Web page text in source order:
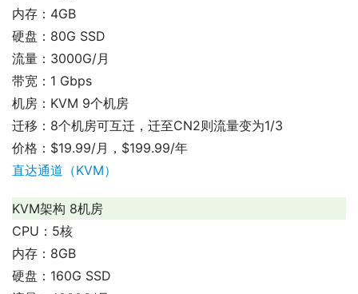
内存：4GB
硬盘：80G SSD
流量：3000G/月
带宽：1 Gbps
机房：KVM 9个机房
迁移：8个机房可互迁，迁至CN2则流量变为1/3
价格：$19.99/月，$199.99/年
直达通道（KVM）
KVM架构 8机房
CPU：5核
内存：8GB
硬盘：160G SSD